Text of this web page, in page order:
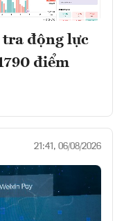
động lực
điểm
21:41, 06/08/2026